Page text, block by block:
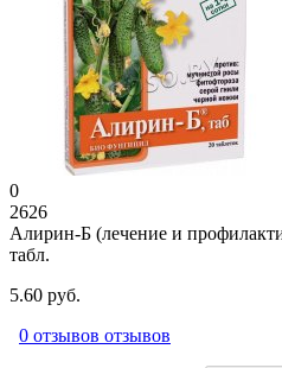
0
2626
Алирин-Б (лечение и
табл.
5.60 руб.
0 отзывов отзывов